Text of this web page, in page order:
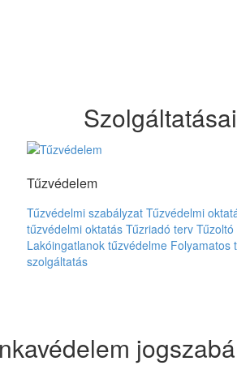
Tűzvédelem
Tűzvédelmi szabályzat Tűzvédelmi
tűzvédelmi oktatás Tűzriadó terv
Lakóingatlanok tűzvédelme Folyamatos
szolgáltatás